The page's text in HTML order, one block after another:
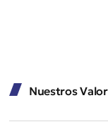
Nuestros